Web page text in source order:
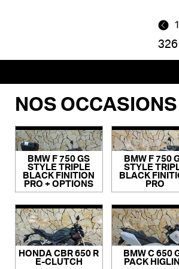
1
NOS OCCASIONS
BMW F 750 GS
STYLE TRIPLE
BLACK FINITION
PRO + OPTIONS
BMW F 750
STYLE
BLACK
PRO
HONDA CBR 650 R
E-CLUTCH
BMW C 650
PACK